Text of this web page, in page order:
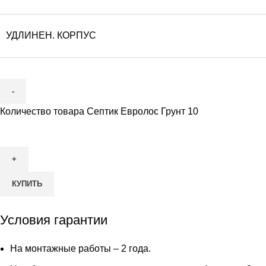
УДЛИНЕН. КОРПУС
Количество товара Септик Евролос Грунт 10
КУПИТЬ
Условия гарантии
На монтажные работы – 2 года.